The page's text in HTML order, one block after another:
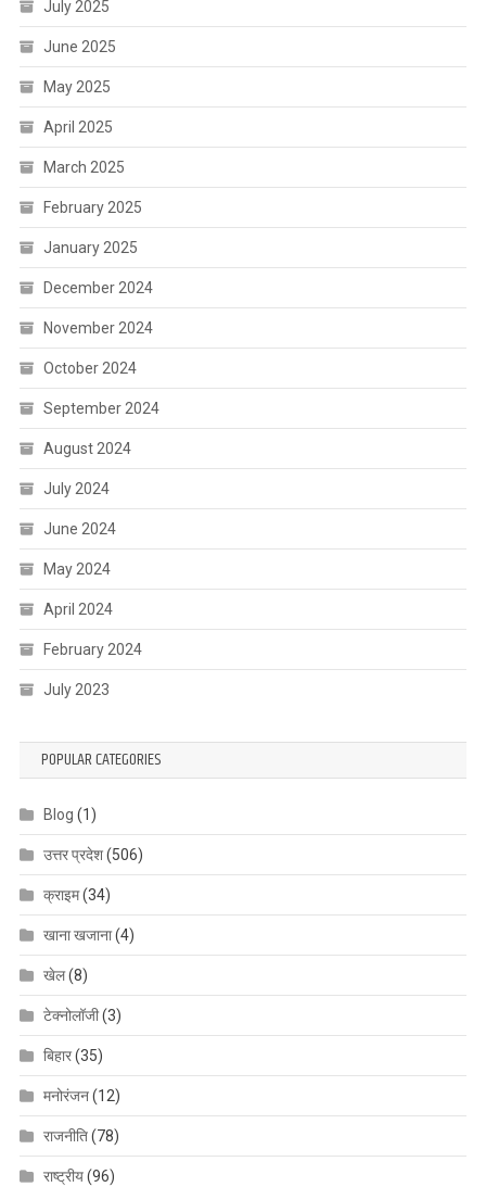
July 2025
June 2025
May 2025
April 2025
March 2025
February 2025
January 2025
December 2024
November 2024
October 2024
September 2024
August 2024
July 2024
June 2024
May 2024
April 2024
February 2024
July 2023
POPULAR CATEGORIES
Blog (1)
उत्तर प्रदेश(506)
क्राइम(34)
खाना खजाना(4)
खेल(8)
टेक्नोलॉजी(3)
बिहार(35)
मनोरंजन(12)
राजनीति(78)
राष्ट्रीय(96)